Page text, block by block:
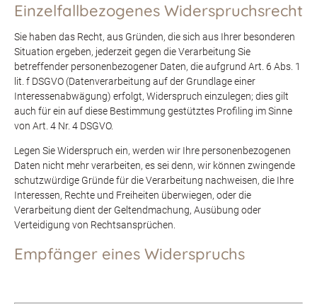
Einzelfallbezogenes Widerspruchsrecht
Sie haben das Recht, aus Gründen, die sich aus Ihrer besonderen
Situation ergeben, jederzeit gegen die Verarbeitung Sie
betreffender personenbezogener Daten, die aufgrund Art. 6 Abs. 1
lit. f DSGVO (Datenverarbeitung auf der Grundlage einer
Interessenabwägung) erfolgt, Widerspruch einzulegen; dies gilt
auch für ein auf diese Bestimmung gestütztes Profiling im Sinne
von Art. 4 Nr. 4 DSGVO.
Legen Sie Widerspruch ein, werden wir Ihre personenbezogenen
Daten nicht mehr verarbeiten, es sei denn, wir können zwingende
schutzwürdige Gründe für die Verarbeitung nachweisen, die Ihre
Interessen, Rechte und Freiheiten überwiegen, oder die
Verarbeitung dient der Geltendmachung, Ausübung oder
Verteidigung von Rechtsansprüchen.
Empfänger eines Widerspruchs